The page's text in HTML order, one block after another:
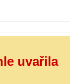
uvařila